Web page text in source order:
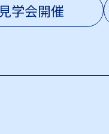
見学会開催